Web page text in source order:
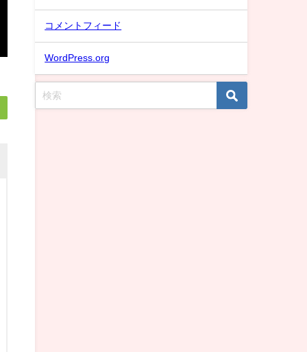
コメントフィード
WordPress.org